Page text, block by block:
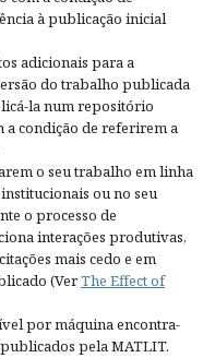
à publicação inicial
adicionais para a
do trabalho publicada
la num repositório
condição de referirem a
o seu trabalho em linha
ou no seu
o processo de
interações produtivas,
mais cedo e em
(VerThe Effect of
por máquina encontra-
pela MATLIT.